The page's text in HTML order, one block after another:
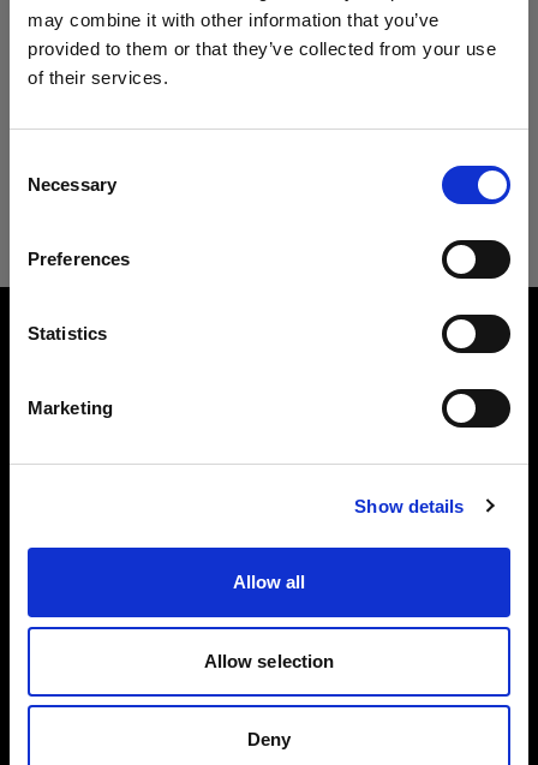
may combine it with other information that you’ve
provided to them or that they’ve collected from your use
of their services.
Selection
Necessary
Preferences
Statistics
Marketing
Show details
Allow all
Allow selection
Deny
地域を変更しますか？
Cyprus
サイトにアクセス
OCF II グリッド＆カラーフィルターホルダー
製品情報
グリーン
製品番号
OCF II カラーフィルターで、ロケーション撮影で
もクリエイティブに色味を演出。ローズピンクか
ら、ジェイド、イエロー、ピーコックブルーま
で、鮮やかな色を楽しめます。また、カラーフィ
に合わせることができます。マグネット式のカラ
できます。ワンタッチで取り外し可能です。OCF
II グリッドを重ね付けすることで、よりクリエイ
注記: Profoto 製フラットフロントライトのみ推
奨。最大 500Ws フラッシュ。LED モデリングラ
ダウンロード
カラーフィルター
色補正とクリエイティブな効果を実現するた
めの Profoto ライトシェーピングツール
カラーフィルターは、写真における色のコントロー
どんなライティングセットアップにも色味と創造性